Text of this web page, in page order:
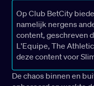
Op Club BetCity
namelijk nergens
content, geschreven
L'Equipe, The
deze content voor
De chaos binnen en